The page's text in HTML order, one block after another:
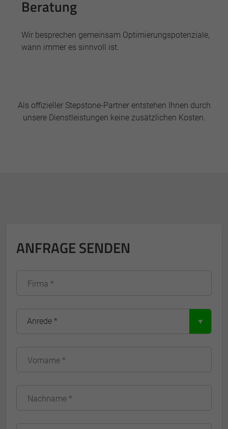
Beratung
Wir besprechen gemeinsam Optimierungspotenziale,
wann immer es sinnvoll ist.
Als offizieller Stepstone-Partner entstehen Ihnen durch
unsere Dienstleistungen keine zusätzlichen Kosten.
ANFRAGE SENDEN
Firma *
Vorname *
Nachname *